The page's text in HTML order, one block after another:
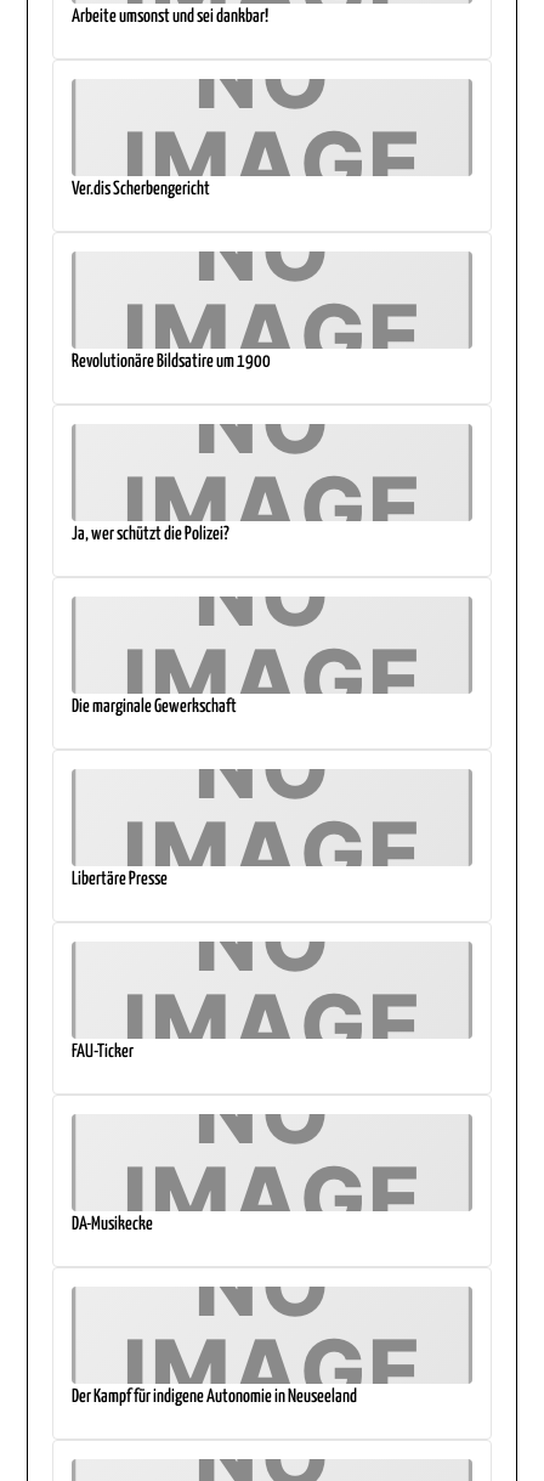
Arbeite umsonst und sei dankbar!
Ver.dis Scherbengericht
Revolutionäre Bildsatire um 1900
Ja, wer schützt die Polizei?
Die marginale Gewerkschaft
Libertäre Presse
FAU-Ticker
DA-Musikecke
Der Kampf für indigene Autonomie in Neuseeland